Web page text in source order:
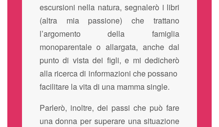
escursioni nella natura, segnalerò i libri
(altra mia passione) che trattano
l’argomento della famiglia
monoparentale o allargata, anche dal
punto di vista dei figli, e mi dedicherò
alla ricerca di informazioni che possano
facilitare la vita di una mamma single.
Parlerò, inoltre, dei passi che può fare
una donna per superare una situazione